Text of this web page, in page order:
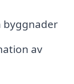
byggnader
av